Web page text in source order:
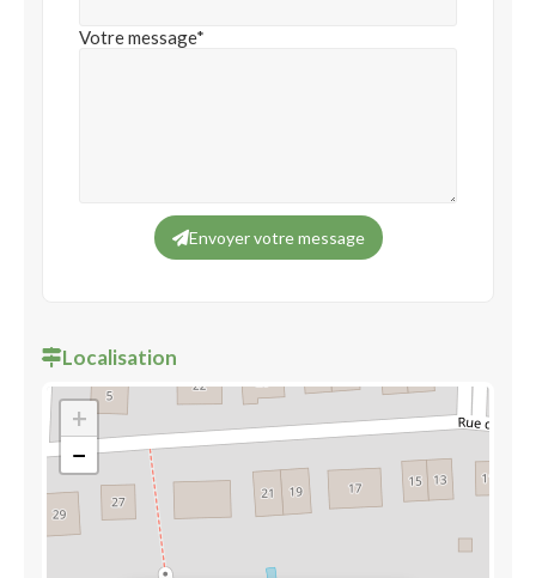
Votre message*
Envoyer votre message
Localisation
+
−